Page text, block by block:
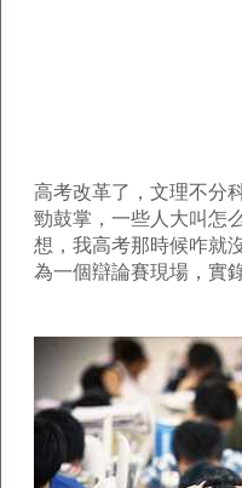
高考改革了，文理不分
勁鼓掌，一些人大叫怎
想，我高考那時候咋就
為一個辯論賽現場，實